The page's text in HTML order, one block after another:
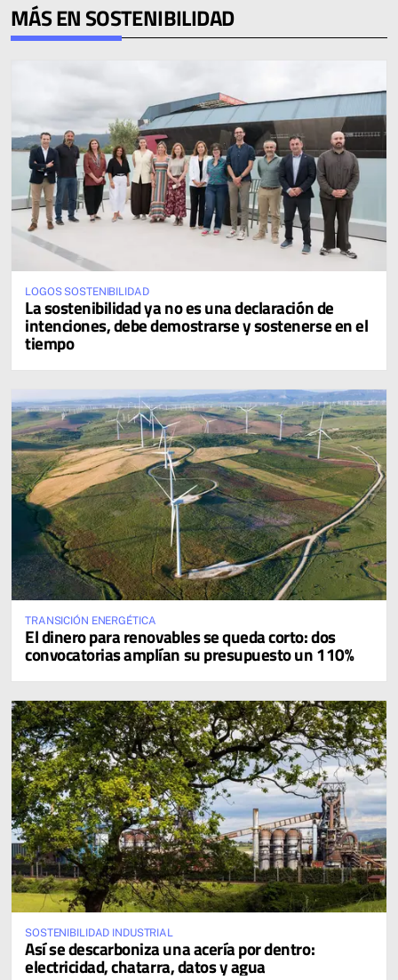
MÁS EN SOSTENIBILIDAD
LOGOS SOSTENIBILIDAD
La sostenibilidad ya no es una declaración de
intenciones, debe demostrarse y sostenerse en el
tiempo
TRANSICIÓN ENERGÉTICA
El dinero para renovables se queda corto: dos
convocatorias amplían su presupuesto un 110%
SOSTENIBILIDAD INDUSTRIAL
Así se descarboniza una acería por dentro:
electricidad, chatarra, datos y agua